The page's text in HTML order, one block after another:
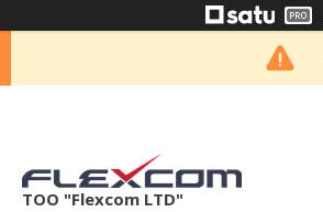
ТОО "Flexcom LTD"